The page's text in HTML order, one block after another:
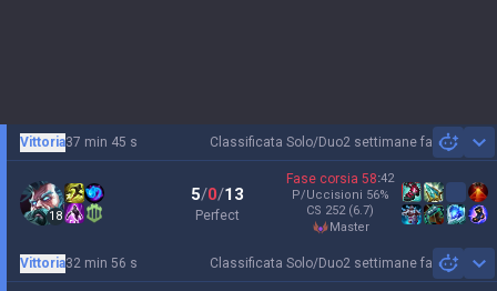
Classificata Solo/Duo2 settimane fa
Vittoria37 min 45 s
18
5/0/13
Perfect
Fase corsia 58:42
P/Uccisioni 56%
CS 252 (6.7)
master
Classificata Solo/Duo2 settimane fa
Vittoria32 min 56 s